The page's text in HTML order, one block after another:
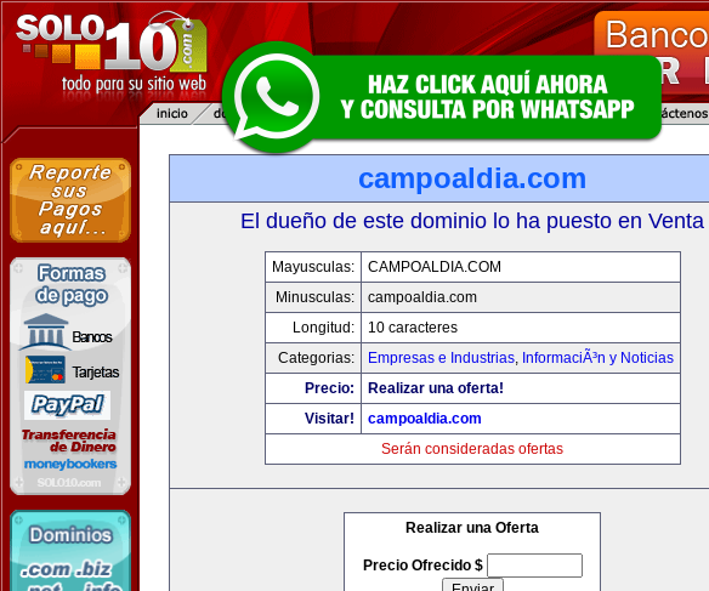
campoaldia.com
El dueño de este dominio lo ha puesto en Venta
Mayusculas:
CAMPOALDIA.COM
Minusculas:
campoaldia.com
Longitud:
10 caracteres
Categorias:
Empresas e Industrias, InformaciÃ³n y Noticias
Precio:
Realizar una oferta!
Visitar!
campoaldia.com
Serán consideradas ofertas
Realizar una Oferta
Precio Ofrecido $